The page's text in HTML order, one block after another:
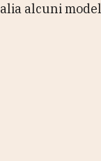
alcuni